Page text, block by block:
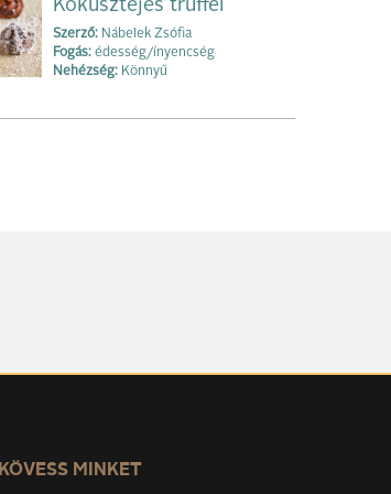
Kókusztejes trüffel
Szerző: Nábelek Zsófia
Fogás: édesség/ínyencség
Nehézség: Könnyű
KÖVESS MINKET